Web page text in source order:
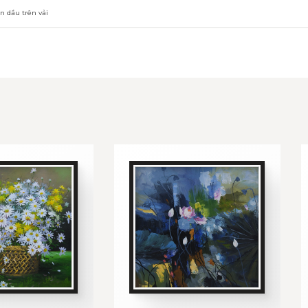
dầu trên vải